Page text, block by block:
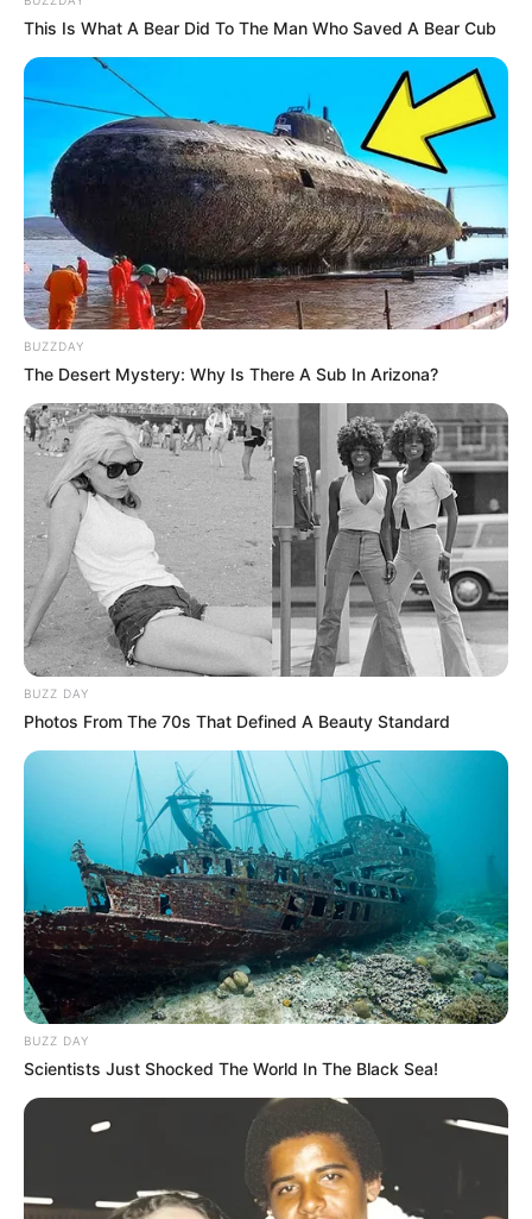
This Is What A Bear Did To The Man Who Saved A Bear Cub
BUZZDAY
The Desert Mystery: Why Is There A Sub In Arizona?
BUZZ DAY
Photos From The 70s That Defined A Beauty Standard
BUZZ DAY
Scientists Just Shocked The World In The Black Sea!